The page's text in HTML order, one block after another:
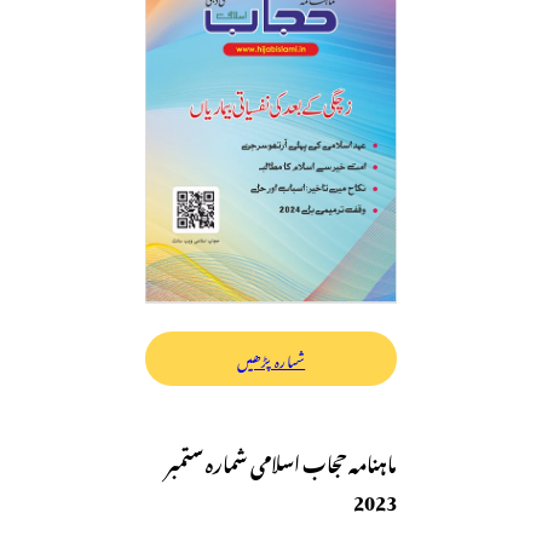
شمارہ پڑھیں
ماہنامہ حجاب اسلامی شمارہ ستمبر
2023